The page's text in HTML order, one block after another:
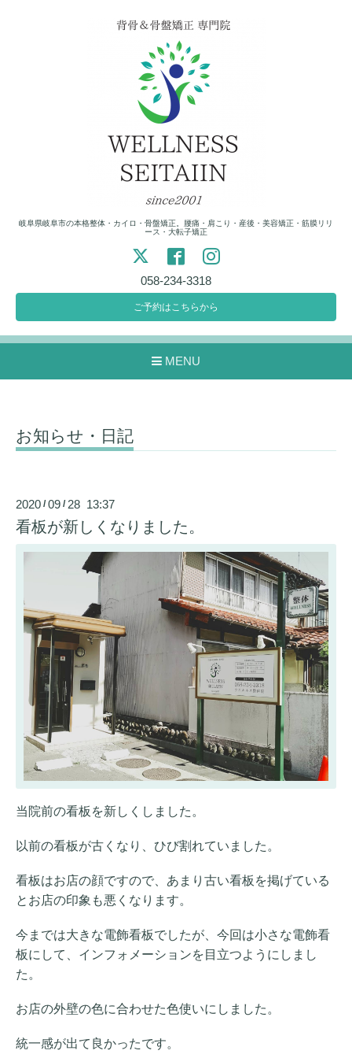
岐阜県岐阜市の本格整体・カイロ・骨盤矯正。腰痛・肩こり・産後・美容矯正・筋膜リリ
ース・大転子矯正
058-234-3318
ご予約はこちらから
MENU
お知らせ・日記
2020 /09 / 28 13:37
看板が新しくなりました。
当院前の看板を新しくしました。
以前の看板が古くなり、ひび割れていました。
看板はお店の顔ですので、あまり古い看板を掲げている
とお店の印象も悪くなります。
今までは大きな電飾看板でしたが、今回は小さな電飾看
板にして、インフォメーションを目立つようにしまし
た。
お店の外壁の色に合わせた色使いにしました。
統一感が出て良かったです。